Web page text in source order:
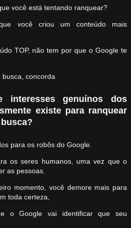
você está tentando ranquear?
você criou um conteúdo mais
TOP, não tem por que o Google te
concorda
interesses genuínos dos
existe para ranquear
para os robôs do Google.
os seres humanos, uma vez que o
as pessoas.
momento, você demore mais para
toda certeza,
o Google vai identificar que seu